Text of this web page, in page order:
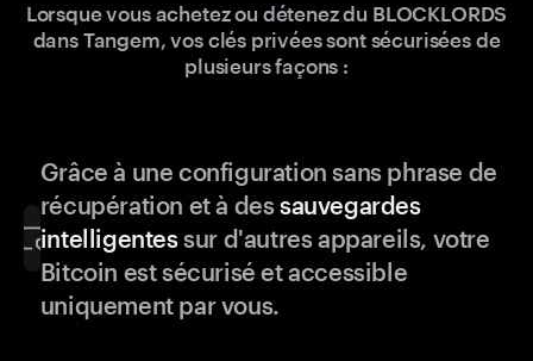
Lorsque vous achetez ou détenez du BLOCKLORDS
dans Tangem, vos clés privées sont sécurisées de
plusieurs façons :
Grâce à une configuration sans phrase de
récupération et à dessauvegardes
intelligentessur d'autres appareils, votre
Bitcoin est sécurisé et accessible
uniquement par vous.